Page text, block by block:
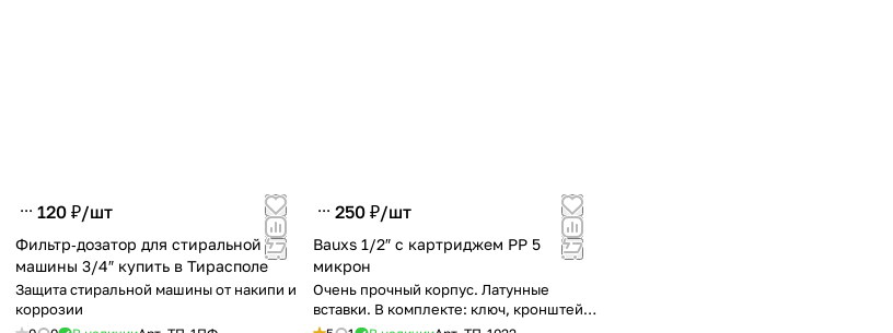
120 ₽/шт
Фильтр‑дозатор для стиральной
машины 3/4″ купить в Тирасполе
Защита стиральной машины от накипи и
коррозии
250 ₽/шт
Bauxs 1/2″ с картриджем PP 5
микрон
Очень прочный корпус. Латунные
вставки. В комплекте: ключ, кронштейн
и картридж